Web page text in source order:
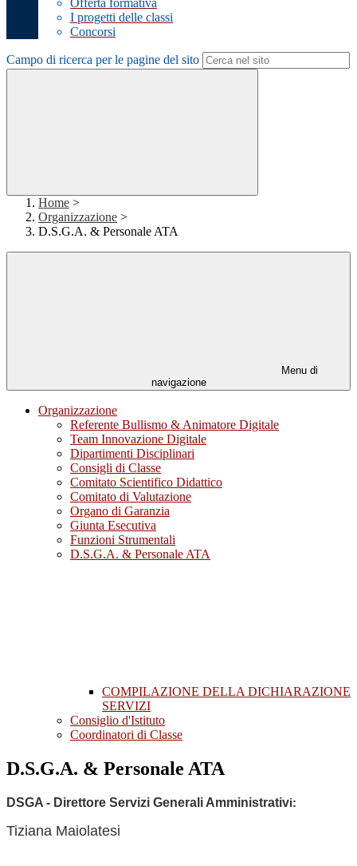
Offerta formativa
I progetti delle classi
Concorsi
Campo di ricerca per le pagine del sito
Home >
Organizzazione >
D.S.G.A. & Personale ATA
Menu di
navigazione
Organizzazione
Referente Bullismo & Animatore Digitale
Team Innovazione Digitale
Dipartimenti Disciplinari
Consigli di Classe
Comitato Scientifico Didattico
Comitato di Valutazione
Organo di Garanzia
Giunta Esecutiva
Funzioni Strumentali
D.S.G.A. & Personale ATA
COMPILAZIONE DELLA DICHIARAZIONE
SERVIZI
Consiglio d'Istituto
Coordinatori di Classe
D.S.G.A. & Personale ATA
DSGA - Direttore Servizi Generali Amministrativi:
Tiziana Maiolatesi